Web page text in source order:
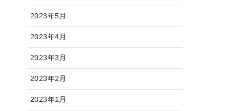
2023年5月
2023年4月
2023年3月
2023年2月
2023年1月